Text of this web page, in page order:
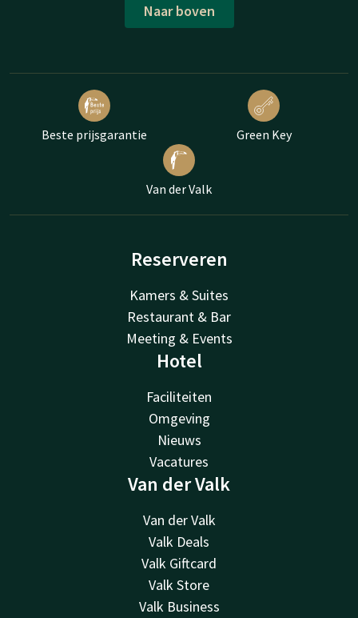
Naar boven
Beste prijsgarantie Green Key
Van der Valk
Reserveren
Kamers & Suites
Restaurant & Bar
Meeting & Events
Hotel
Faciliteiten
Omgeving
Nieuws
Vacatures
Van der Valk
Van der Valk
Valk Deals
Valk Giftcard
Valk Store
Valk Business